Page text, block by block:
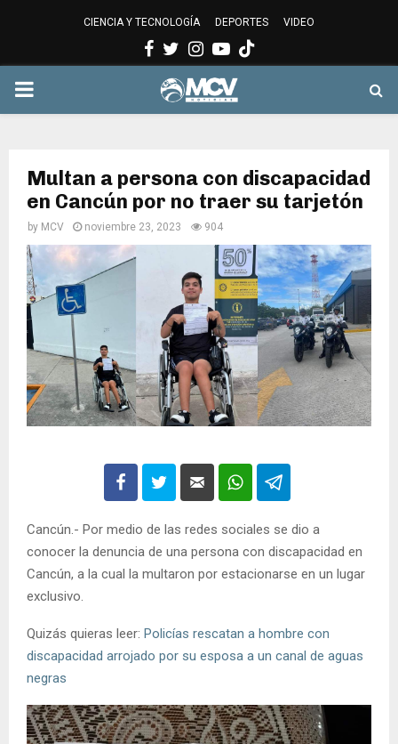
CIENCIA Y TECNOLOGÍA DEPORTES VIDEO
Facebook
Twitter
Instagram
Youtube
PRIMARY
Multan a persona con discapacidad
en Cancún por no traer su tarjetón
by MCV noviembre 23, 2023 904
Cancún.- Por medio de las redes sociales se dio a
conocer la denuncia de una persona con discapacidad en
Cancún, a la cual la multaron por estacionarse en un lugar
exclusivo.
Quizás quieras leer: Policías rescatan a hombre con
discapacidad arrojado por su esposa a un canal de aguas
negras